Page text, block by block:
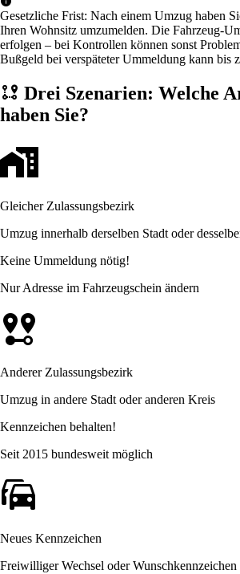
Gesetzliche Frist: Nach einem Umzug haben
Ihren Wohnsitz umzumelden. Die Fahrzeug-
erfolgen – bei Kontrollen können sonst
Bußgeld bei verspäteter Ummeldung kann bis
Drei Szenarien: Welche
haben Sie?
Gleicher Zulassungsbezirk
Umzug innerhalb derselben Stadt oder
Keine Ummeldung nötig!
Nur Adresse im Fahrzeugschein ändern
Anderer Zulassungsbezirk
Umzug in andere Stadt oder anderen Kreis
Kennzeichen behalten!
Seit 2015 bundesweit möglich
Neues Kennzeichen
Freiwilliger Wechsel oder Wunschkennzeichen